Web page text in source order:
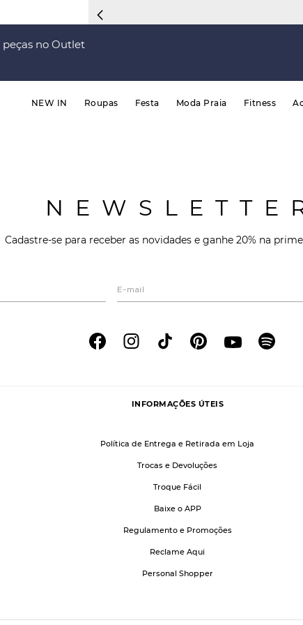
peças no Outlet
NEW IN Roupas Festa Moda Praia Fitness
Cadastre-se para receber as novidades e ganhe 20% na
INFORMAÇÕES ÚTEIS
Política de Entrega e Retirada em Loja
Trocas e Devoluções
Troque Fácil
Baixe o APP
Regulamento e Promoções
Reclame Aqui
Personal Shopper